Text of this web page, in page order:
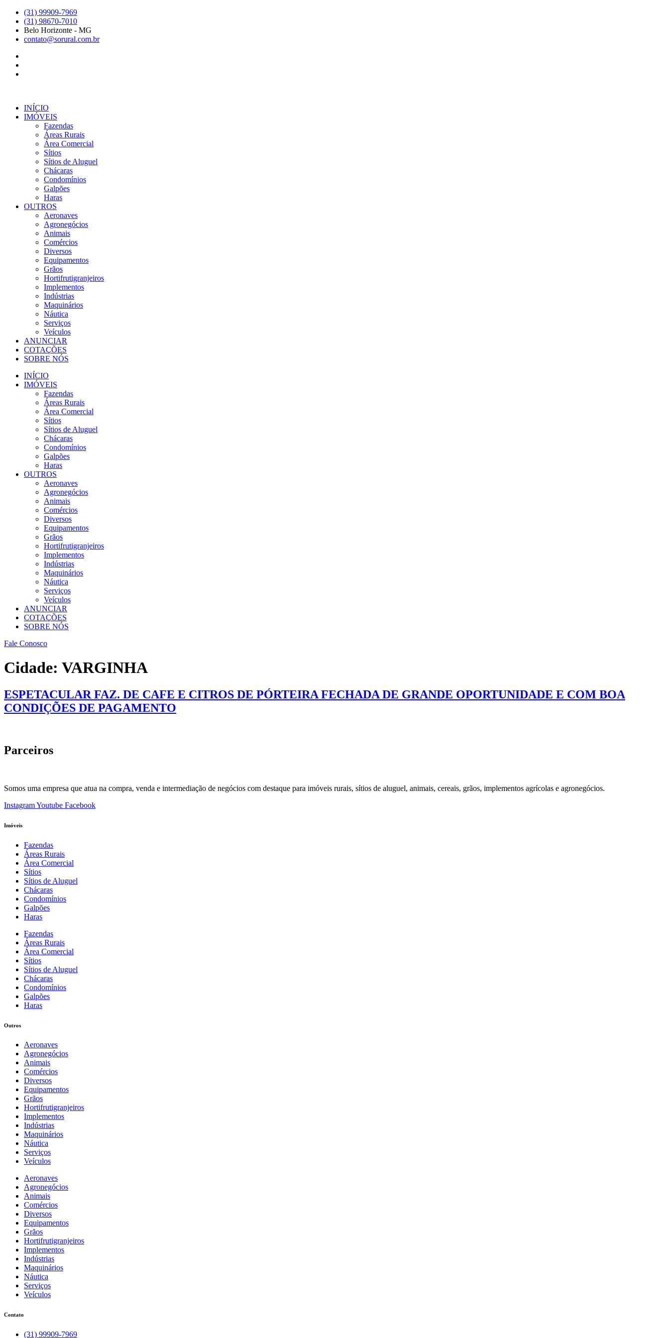
para
conteúdo
(31) 99909-7969
(31) 98670-7010
Belo Horizonte - MG
contato@sorural.com.br
INÍCIO
IMÓVEIS
Fazendas
Áreas Rurais
Área Comercial
Sítios
Sítios de Aluguel
Chácaras
Condomínios
Galpões
Haras
OUTROS
Aeronaves
Agronegócios
Animais
Comércios
Diversos
Equipamentos
Grãos
Hortifrutigranjeiros
Implementos
Indústrias
Maquinários
Náutica
Serviços
Veículos
ANUNCIAR
COTAÇÕES
SOBRE NÓS
INÍCIO
IMÓVEIS
Fazendas
Áreas Rurais
Área Comercial
Sítios
Sítios de Aluguel
Chácaras
Condomínios
Galpões
Haras
OUTROS
Aeronaves
Agronegócios
Animais
Comércios
Diversos
Equipamentos
Grãos
Hortifrutigranjeiros
Implementos
Indústrias
Maquinários
Náutica
Serviços
Veículos
ANUNCIAR
COTAÇÕES
SOBRE NÓS
Fale Conosco
Cidade: VARGINHA
ESPETACULAR FAZ. DE CAFE E CITROS DE PÓRTEIRA FECHADA DE GRANDE OPORTUNIDADE E COM BOA
CONDIÇÕES DE PAGAMENTO
Parceiros
Somos uma empresa que atua na compra, venda e intermediação de negócios com destaque para imóveis rurais, sítios de aluguel, animais, cereais, grãos, implementos agrícolas e agronegócios.
InstagramYoutube Facebook
Imóveis
Fazendas
Áreas Rurais
Área Comercial
Sítios
Sítios de Aluguel
Chácaras
Condomínios
Galpões
Haras
Fazendas
Áreas Rurais
Área Comercial
Sítios
Sítios de Aluguel
Chácaras
Condomínios
Galpões
Haras
Outros
Aeronaves
Agronegócios
Animais
Comércios
Diversos
Equipamentos
Grãos
Hortifrutigranjeiros
Implementos
Indústrias
Maquinários
Náutica
Serviços
Veículos
Aeronaves
Agronegócios
Animais
Comércios
Diversos
Equipamentos
Grãos
Hortifrutigranjeiros
Implementos
Indústrias
Maquinários
Náutica
Serviços
Veículos
Contato
(31) 99909-7969